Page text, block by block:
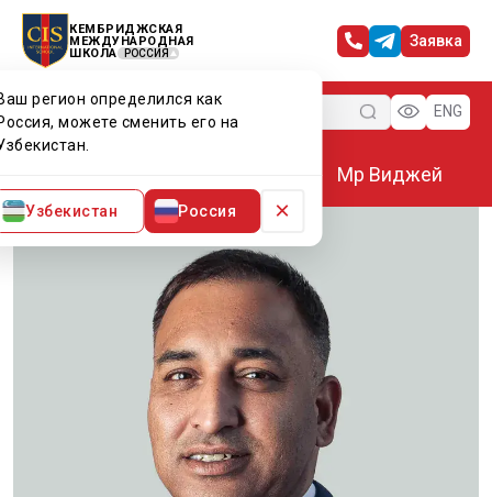
КЕМБРИДЖСКАЯ
МЕЖДУНАРОДНАЯ
ШКОЛА
РОССИЯ
регион определился как
можете сменить его на
Узбекистан Россия ×
Заявка
Меню ENG
Мр Виджей